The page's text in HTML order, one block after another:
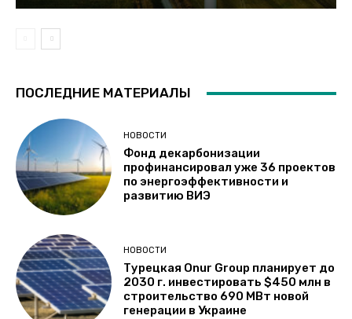
ПОСЛЕДНИЕ МАТЕРИАЛЫ
НОВОСТИ
Фонд декарбонизации
профинансировал уже 36 проектов
по энергоэффективности и
развитию ВИЭ
НОВОСТИ
Турецкая Onur Group планирует до
2030 г. инвестировать $450 млн в
строительство 690 МВт новой
генерации в Украине